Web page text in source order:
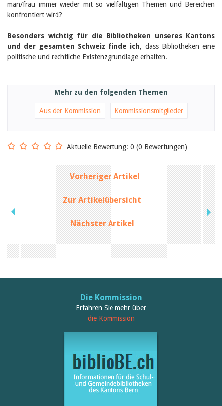
Javier Lopez
Céline Graf
Andrea Grichting
Therese von Weissenfluh
Nicole Rothen
Manuela Nyffeler-Lanker
Juni 2026
September 2025
Juni 2025
März 2025
Februar 2025
2024
2023
2022
2021
2020
2019
2018
2017
2015
man/frau immer wieder mit so vielfältigen Themen und Bereichen
konfrontiert wird?
Besonders wichtig für die Bibliotheken unseres Kantons
und der gesamten Schweiz finde ich, dass Bibliotheken eine
politische und rechtliche Existenzgrundlage erhalten.
Mehr zu den folgenden Themen
Aus der Kommission Kommissionsmitglieder
Aktuelle Bewertung: 0 (0 Bewertungen)
Vorheriger Artikel
Zur Artikelübersicht
Nächster Artikel
Die Kommission
Erfahren Sie mehr über
die Kommission